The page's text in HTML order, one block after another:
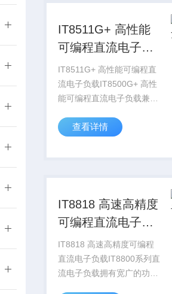
IT8511G+ 高性能
可编程直流电子负
载
IT8511G+ 高性能可编程直
流电子负载IT8500G+ 高性
能可编程直流电子负载兼具
需求，专为移动电源、工业
快充适配器等研发和老化测
查看详情
IT8818 高速高精度
可编程直流电子负
载
IT8818 高速高精度可编程
直流电子负载IT8800系列直
流电子负载拥有宽广的功率